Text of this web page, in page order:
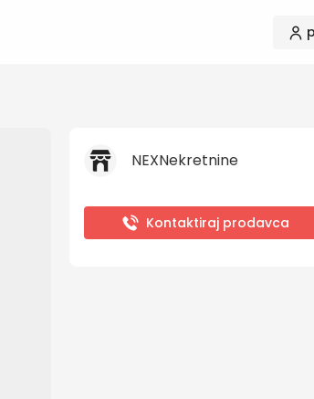
NEXNekretnine
Kontaktiraj prodavca